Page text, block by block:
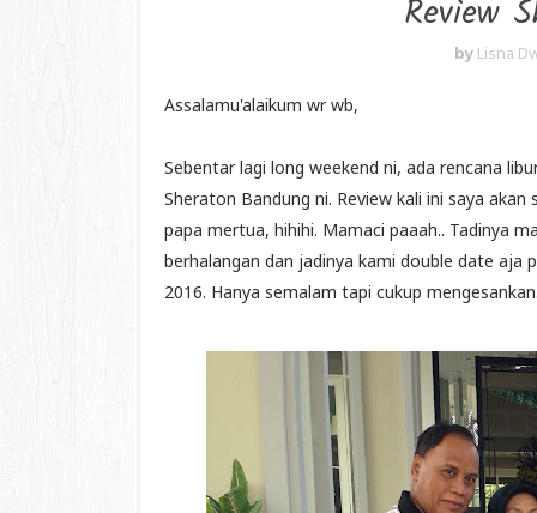
Review
by Lisna
Assalamu'alaikum wr wb,
Sebentar lagi long weekend ni, ada rencana
Sheraton Bandung ni. Review kali ini saya
papa mertua, hihihi. Mamaci paaah.. Tadinya
berhalangan dan jadinya kami double date aja
2016. Hanya semalam tapi cukup